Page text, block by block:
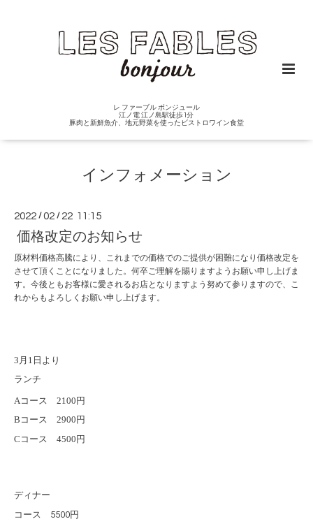
レ ファーブル ボンジュール
江ノ電 江ノ島駅徒歩1分
豚肉と新鮮魚介、地元野菜を使ったビストロワイン食堂
インフォメーション
2022 /02 / 22 11:15
価格改定のお知らせ
原材料価格高騰により、これまでの価格でのご提供が困難になり価格改定を
させて頂くことになりました。何卒ご理解を賜りますようお願い申し上げま
す。今後ともお客様に愛されるお店となりますよう努めて参りますので、こ
れからもよろしくお願い申し上げます。
3 月 1 日より
ランチ
A コース 2100 円
B コース 2900 円
C コース 4500 円
ディナー
コース 5500円